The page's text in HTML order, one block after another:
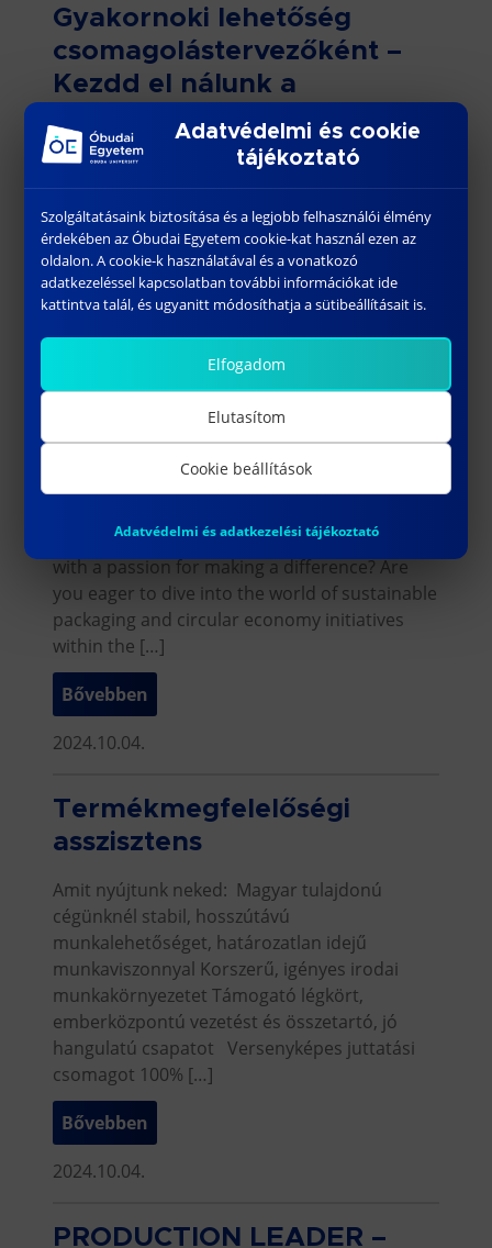
Gyakornoki lehetőség
csomagolástervezőként –
Kezdd el nálunk a
karrierépítést!
A Prime Rate Zrt. Magyarország legnagyobb és
legmodernebb íves digitális és meghatározó
ofszet nyomdája. Csatlakozz hozzánk, és ismerj
meg működés közben egy olyan vállalatot,
amely élen jár az ügyféligények
kiszolgálásában […]
Bővebben
2025.03.07.
Production Engineering
Intern
Are you a dynamic, forward-thinking individual
with a passion for making a difference? Are
you eager to dive into the world of sustainable
packaging and circular economy initiatives
within the […]
Bővebben
2024.10.04.
Termékmegfelelőségi
asszisztens
Amit nyújtunk neked: Magyar tulajdonú
cégünknél stabil, hosszútávú
munkalehetőséget, határozatlan idejű
munkaviszonnyal Korszerű, igényes irodai
munkakörnyezetet Támogató légkört,
emberközpontú vezetést és összetartó, jó
hangulatú csapatot Versenyképes juttatási
csomagot 100% […]
Bővebben
2024.10.04.
PRODUCTION LEADER –
Adatvédelmi és cookie
tájékoztató
Szolgáltatásaink biztosítása és a legjobb felhasználói élmény
érdekében az Óbudai Egyetem cookie-kat használ ezen az
oldalon. A cookie-k használatával és a vonatkozó
adatkezeléssel kapcsolatban további információkat ide
kattintva talál, és ugyanitt módosíthatja a sütibeállításait is.
Elfogadom
Elutasítom
Cookie beállítások
Adatvédelmi és adatkezelési tájékoztató